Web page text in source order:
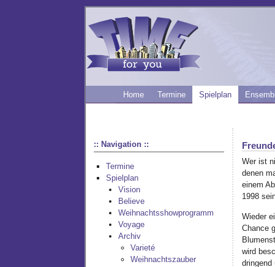
Home Termine Spielplan
:: Navigation ::
Termine
Spielplan
Vision
Believe
Weihnachtsshowprogramm
Voyage
Archiv
Varieté
Weihnachtszauber
Wer ist
denen
einem
1998
Wieder
Chance
wird
dringend